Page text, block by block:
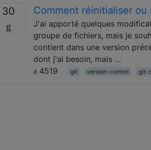
30 Comment réinitialiser
J'ai apporté quelques
groupe de fichiers, mais je
contient dans une version
dont j'ai besoin, mais …
4519
git version-control git-